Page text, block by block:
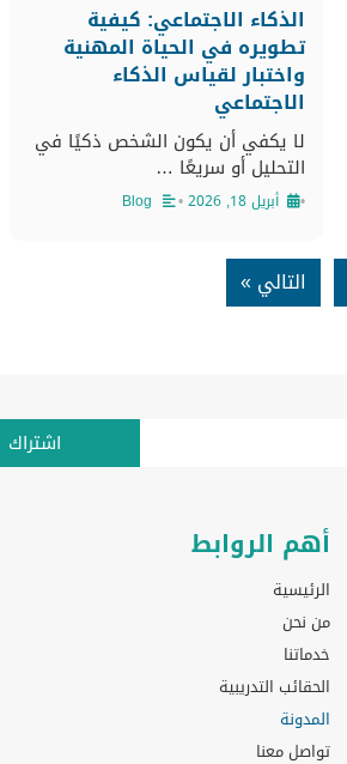
الذكاء الاجتماعي: كيفية
تطويره في الحياة المهنية
واختبار لقياس الذكاء
الاجتماعي
لا يكفي أن يكون الشخص ذكيًا في
التحليل أو سريعًا …
• أبريل 18, 2026 •
Blog
التالي »
اشتراك
أهم الروابط
الرئيسية
من نحن
خدماتنا
الحقائب التدريبية
المدونة
تواصل معنا